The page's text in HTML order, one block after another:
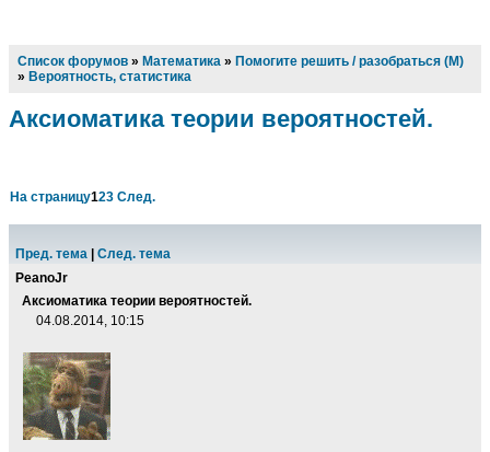
Список форумов » Математика » Помогите решить / разобраться (М)
» Вероятность, статистика
Аксиоматика теории вероятностей.
На страницу123 След.
Пред. тема
След. тема
PeanoJr
Аксиоматика теории вероятностей.
04.08.2014, 10:15